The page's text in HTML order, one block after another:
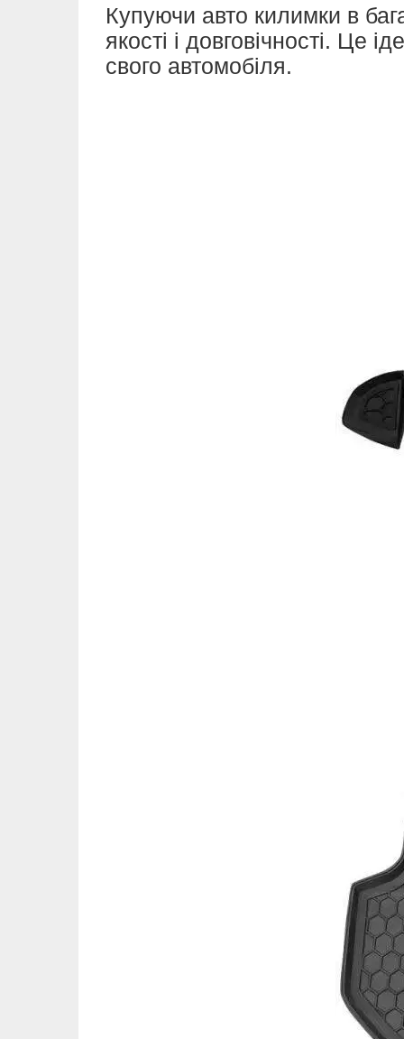
Купуючи авто килимки в
якості і довговічності. Це
свого автомобіля.